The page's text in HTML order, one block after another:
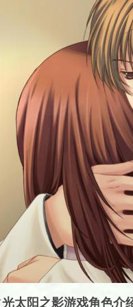
太阳之影游戏角色介